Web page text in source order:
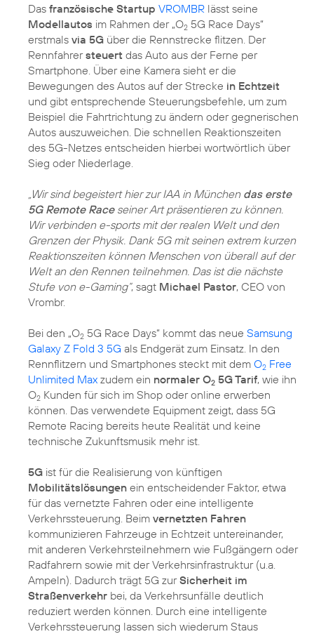
Das französische Startup VROMBR lässt seine
Modellautos im Rahmen der „O2 5G Race Days“
erstmals via 5G über die Rennstrecke flitzen. Der
Rennfahrersteuert das Auto aus der Ferne per
Smartphone. Über eine Kamera sieht er die
Bewegungen des Autos auf der Strecke in Echtzeit
und gibt entsprechende Steuerungsbefehle, um zum
Beispiel die Fahrtrichtung zu ändern oder gegnerischen
Autos auszuweichen. Die schnellen Reaktionszeiten
des 5G-Netzes entscheiden hierbei wortwörtlich über
Sieg oder Niederlage.
„Wir sind begeistert hier zur IAA in München das erste
5G Remote Raceseiner Art präsentieren zu können.
Wir verbinden e-sports mit der realen Welt und den
Grenzen der Physik. Dank 5G mit seinen extrem kurzen
Reaktionszeiten können Menschen von überall auf der
Welt an den Rennen teilnehmen. Das ist die nächste
Stufe von e-Gaming“, sagt Michael Pastor, CEO von
Vrombr.
Bei den „O2 5G Race Days“ kommt das neue Samsung
Galaxy Z Fold 3 5G als Endgerät zum Einsatz. In den
Rennflitzern und Smartphones steckt mit dem O2 Free
Unlimited Max zudem ein normaler O2 5G Tarif, wie ihn
O2 Kunden für sich im Shop oder online erwerben
können. Das verwendete Equipment zeigt, dass 5G
Remote Racing bereits heute Realität und keine
technische Zukunftsmusik mehr ist.
5G ist für die Realisierung von künftigen
Mobilitätslösungen ein entscheidender Faktor, etwa
für das vernetzte Fahren oder eine intelligente
Verkehrssteuerung. Beim vernetzten Fahren
kommunizieren Fahrzeuge in Echtzeit untereinander,
mit anderen Verkehrsteilnehmern wie Fußgängern oder
Radfahrern sowie mit der Verkehrsinfrastruktur (u.a.
Ampeln). Dadurch trägt 5G zurSicherheit im
Straßenverkehr bei, da Verkehrsunfälle deutlich
reduziert werden können. Durch eine intelligente
Verkehrssteuerung lassen sich wiederum Staus